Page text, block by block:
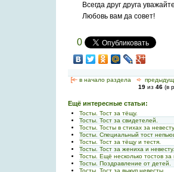
Всегда друг друга
Любовь вам да совет!
0
[<— в начало раздела <-
19из 46(в
Ещё интересные статьи:
Тосты. Тост за тёщу.
Тосты. Тост за свидетелей.
Тосты. Тосты в стихах за
Тосты. Специальный тост
Тосты. Тост за тёщу и тестя.
Тосты. Тост за жениха и
Тосты. Ещё несколько тостов за
Тосты. Поздравление от детей.
Тосты. Тост за выкуп невесты.